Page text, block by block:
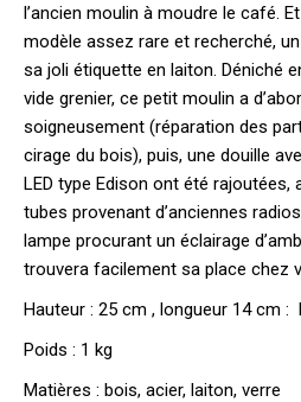
l’ancien moulin à moudre le café.
modèle assez rare et recherché,
sa joli étiquette en laiton. Déniché
vide grenier, ce petit moulin a
soigneusement (réparation des
cirage du bois), puis, une douille
LED type Edison ont été rajoutées,
tubes provenant d’anciennes
lampe procurant un éclairage
trouvera facilement sa place chez
Hauteur : 25 cm , longueur 14 cm :
Poids : 1 kg
Matières : bois, acier, laiton, verre